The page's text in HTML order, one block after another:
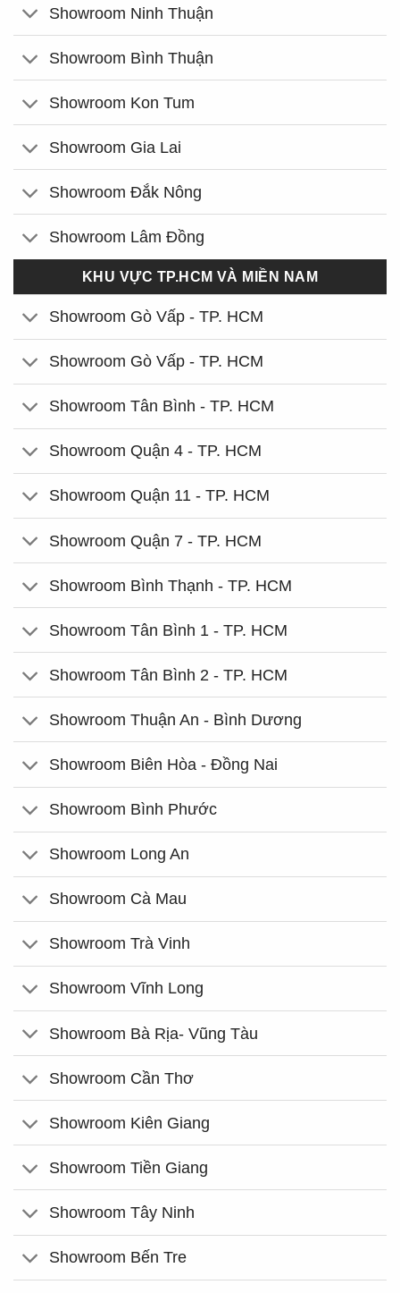
Showroom Ninh Thuận
Showroom Bình Thuận
Showroom Kon Tum
Showroom Gia Lai
Showroom Đắk Nông
Showroom Lâm Đồng
KHU VỰC TP.HCM VÀ MIỀN NAM
Showroom Gò Vấp - TP. HCM
Showroom Gò Vấp - TP. HCM
Showroom Tân Bình - TP. HCM
Showroom Quận 4 - TP. HCM
Showroom Quận 11 - TP. HCM
Showroom Quận 7 - TP. HCM
Showroom Bình Thạnh - TP. HCM
Showroom Tân Bình 1 - TP. HCM
Showroom Tân Bình 2 - TP. HCM
Showroom Thuận An - Bình Dương
Showroom Biên Hòa - Đồng Nai
Showroom Bình Phước
Showroom Long An
Showroom Cà Mau
Showroom Trà Vinh
Showroom Vĩnh Long
Showroom Bà Rịa- Vũng Tàu
Showroom Cần Thơ
Showroom Kiên Giang
Showroom Tiền Giang
Showroom Tây Ninh
Showroom Bến Tre